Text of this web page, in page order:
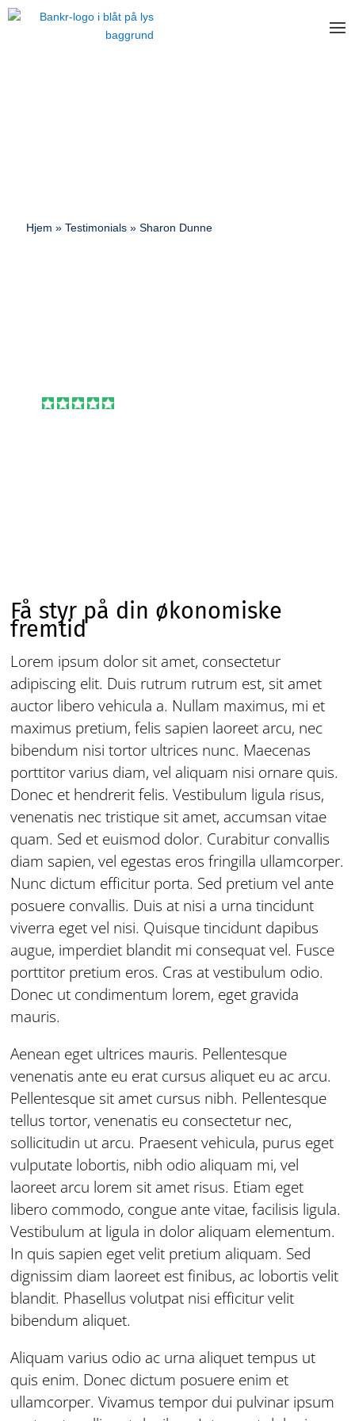
Hjem »Testimonials »Sharon Dunne
    
Få styr på din økonomiske
fremtid
Lorem ipsum dolor sit amet, consectetur
adipiscing elit. Duis rutrum rutrum est, sit amet
auctor libero vehicula a. Nullam maximus, mi et
maximus pretium, felis sapien laoreet arcu, nec
bibendum nisi tortor ultrices nunc. Maecenas
porttitor varius diam, vel aliquam nisi ornare quis.
Donec et hendrerit felis. Vestibulum ligula risus,
venenatis nec tristique sit amet, accumsan vitae
quam. Sed et euismod dolor. Curabitur convallis
diam sapien, vel egestas eros fringilla ullamcorper.
Nunc dictum efficitur porta. Sed pretium vel ante
posuere convallis. Duis at nisi a urna tincidunt
viverra eget vel nisi. Quisque tincidunt dapibus
augue, imperdiet blandit mi consequat vel. Fusce
porttitor pretium eros. Cras at vestibulum odio.
Donec ut condimentum lorem, eget gravida
mauris.
Aenean eget ultrices mauris. Pellentesque
venenatis ante eu erat cursus aliquet eu ac arcu.
Pellentesque sit amet cursus nibh. Pellentesque
tellus tortor, venenatis eu consectetur nec,
sollicitudin ut arcu. Praesent vehicula, purus eget
vulputate lobortis, nibh odio aliquam mi, vel
laoreet arcu lorem sit amet risus. Etiam eget
libero commodo, congue ante vitae, facilisis ligula.
Vestibulum at ligula in dolor aliquam elementum.
In quis sapien eget velit pretium aliquam. Sed
dignissim diam laoreet est finibus, ac lobortis velit
blandit. Phasellus volutpat nisi efficitur velit
bibendum aliquet.
Aliquam varius odio ac urna aliquet tempus ut
quis enim. Donec dictum posuere enim et
ullamcorper. Vivamus tempor dui pulvinar ipsum